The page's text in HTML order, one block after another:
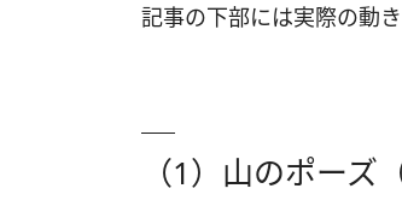
記事の下部には実際の動
（1）山のポーズ